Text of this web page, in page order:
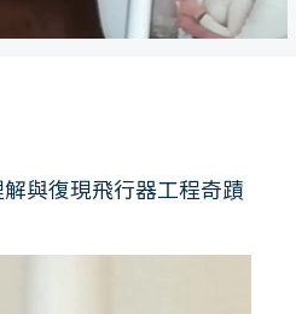
與復現飛行器工程奇蹟